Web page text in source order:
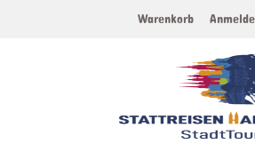
Warenkorb